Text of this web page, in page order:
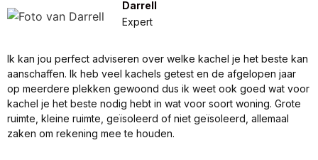
Darrell
Expert
Ik kan jou perfect adviseren over welke kachel je het beste kan
aanschaffen. Ik heb veel kachels getest en de afgelopen jaar
op meerdere plekken gewoond dus ik weet ook goed wat voor
kachel je het beste nodig hebt in wat voor soort woning. Grote
ruimte, kleine ruimte, geïsoleerd of niet geïsoleerd, allemaal
zaken om rekening mee te houden.